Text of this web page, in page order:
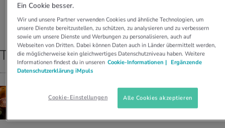
THEMEN IM BEREICH ERNÄHRUNG
BMI berechnen
Kalorienverbrauch berechnen
Personal Health Coaching
Glücklich sein
Personal Health Coaching
Wissen
THEMEN IM BEREICH MEDIZIN
Mund- & Zahnpflege
Sortieren nach: RELEVANZ
Top Ergebnisse
VITAMINE & MINERALIEN
Wie viel ist sinn­voll, was ge­fähr­lich?
Ein Cookie besser.
Wir und unsere Partner verwenden Cookies und ähnliche Technologien, um
unsere Dienste bereitzustellen, zu schützen, zu analysieren und zu verbessern
sowie um unsere Dienste und Werbungen zu personalisieren, auch auf
Webseiten von Dritten. Dabei können Daten auch in Länder übermittelt werden,
die möglicherweise kein gleichwertiges Datenschutzniveau haben. Weitere
Informationen findest du in unseren Cookie-Informationen | Ergänzende
Datenschutzerklärung iMpuls
Cookie-Einstellungen Alle Cookies akzeptieren